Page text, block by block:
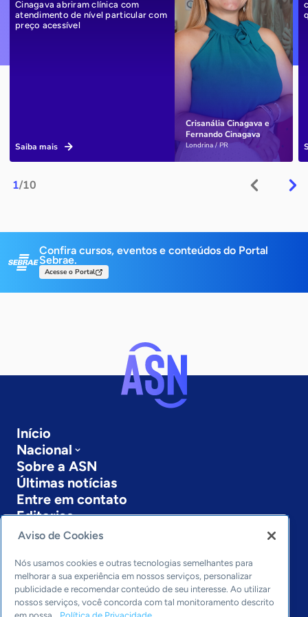
1/10
Crisanália Cinagava e
Fernando Cinagava
Londrina / PR
Cinagava abriram clínica com
atendimento de nível particular com
preço acessível
Saiba mais
Confira cursos, eventos e conteúdos do Portal
Sebrae.
Acesse o Portal
Início
Nacional
Sobre a ASN
Últimas notícias
Entre em contato
Editorias
Economia & Política
Inovação & Tecnologia
Cultura empreendedora
Dados
Arquivo
Aviso de Cookies
Nós usamos cookies e outras tecnologias semelhantes para
melhorar a sua experiência em nossos serviços, personalizar
publicidade e recomendar conteúdo de seu interesse. Ao utilizar
nossos serviços, você concorda com tal monitoramento descrito